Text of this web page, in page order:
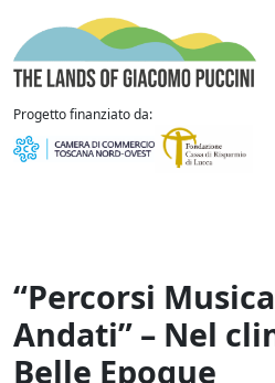
Vai al contenuto
Progetto finanziato da:
“Percorsi
Andati” – Nel
Belle Epoque